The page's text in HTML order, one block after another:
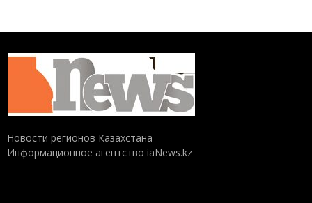
Новости регионов Казахстана
Информационное агентство iaNews.kz